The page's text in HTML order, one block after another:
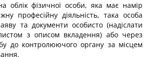
облік фізичної особи, яка має намір
професійну діяльність, така особа
та документи особисто (надіслати
з описом вкладення) або через
до контролюючого органу за місцем